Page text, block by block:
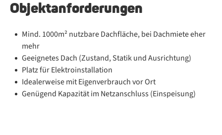
Objektanforderungen
Mind. 1000m² nutzbare Dachfläche, bei Dachmiete eher
mehr
Geeignetes Dach (Zustand, Statik und Ausrichtung)
Platz für Elektroinstallation
Idealerweise mit Eigenverbrauch vor Ort
Genügend Kapazität im Netzanschluss (Einspeisung)